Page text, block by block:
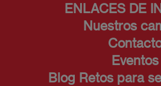
ENLACES DE
Nuestros
Eventos
Blog Retos para